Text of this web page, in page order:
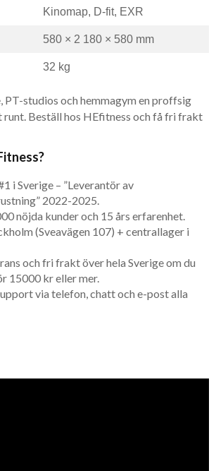
Kinomap, D-fit, EXR
580 × 2 180 × 580 mm
32 kg
PT-studios och hemmagym en proffsig
runt. Beställ hos HEfitness och få fri frakt
i Sverige – ”Leverantör av
2022-2025.
nöjda kunder och 15 års erfarenhet.
(Sveavägen 107) + centrallager i
och fri frakt över hela Sverige om du
15000 kr eller mer.
via telefon, chatt och e-post alla